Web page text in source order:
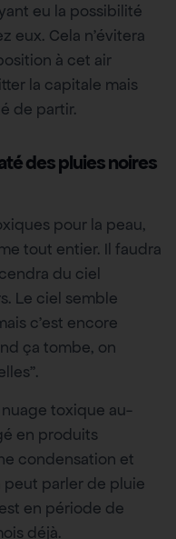
eu la possibilité
eux. Cela n’évitera
à cet air
la capitale mais
de partir.
des pluies noires
pour la peau,
tout entier. Il faudra
du ciel
Le ciel semble
c’est encore
ça tombe, on
toxique au-
en produits
condensation et
parler de pluie
en période de
déjà.